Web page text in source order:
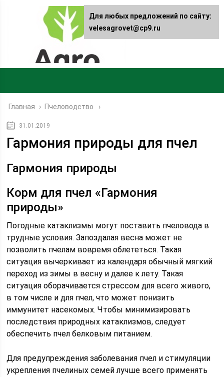
Главная › Пчеловодство
31.01.2019
Гармония природы для пчел
Гармония природы
Корм для пчел «Гармония
природы»
Погодные катаклизмы могут поставить пчеловода в
трудные условия. Запоздалая весна может не
позволить пчелам вовремя облететься. Такая
ситуация вычеркивает из календаря обычный мягкий
переход из зимы в весну и далее к лету. Такая
ситуация оборачивается стрессом для всего живого,
в том числе и для пчел, что может понизить
иммунитет насекомых. Чтобы минимизировать
последствия природных катаклизмов, следует
обеспечить пчел белковым питанием.
Для предупреждения заболевания пчел и стимуляции
укрепления пчелиных семей лучше всего применять
Для любых предложений по сайту:
velesagrovet@cp9.ru